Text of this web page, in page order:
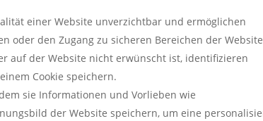
einer Website unverzichtbar und ermöglichen
oder den Zugang zu sicheren Bereichen der
auf der Website nicht erwünscht ist, identifizieren
Cookie speichern.
sie Informationen und Vorlieben wie
der Website speichern, um eine